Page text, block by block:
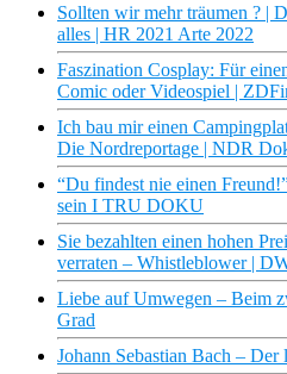
Sollten wir mehr träumen ? |
alles | HR 2021 Arte 2022
Faszination Cosplay: Für
Comic oder Videospiel |
Ich bau mir einen
Die Nordreportage | NDR
“Du findest nie einen
sein I TRU DOKU
Sie bezahlten einen hohen
verraten – Whistleblower |
Liebe auf Umwegen – Beim
Grad
Johann Sebastian Bach –